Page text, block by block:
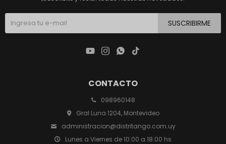
CONTACTO
098960148
Gral Luna 1204, Montevideo
administracion@distritango.com.uy
Lunes a Viernes de 10:00 a 18:00 hs
SUSCRIBIRME
   